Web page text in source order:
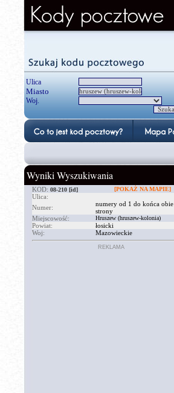
Ulica
Miasto
Woj.
Wyniki Wyszukiwania
KOD: 08-210 [id] [POKAŻ NA MAPIE]
Ulica:
Numer:
numery od 1 do końca obie
strony
Miejscowość:
Hruszew (hruszew-kolonia)
Powiat:
łosicki
Woj:
Mazowieckie
REKLAMA